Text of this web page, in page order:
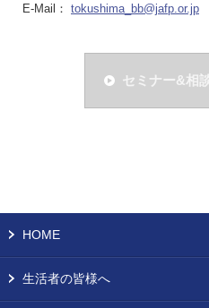
E-Mail： tokushima_bb@jafp.or.jp
セミナー&相
HOME
生活者の皆様へ